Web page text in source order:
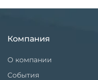
Компания
О компании
События